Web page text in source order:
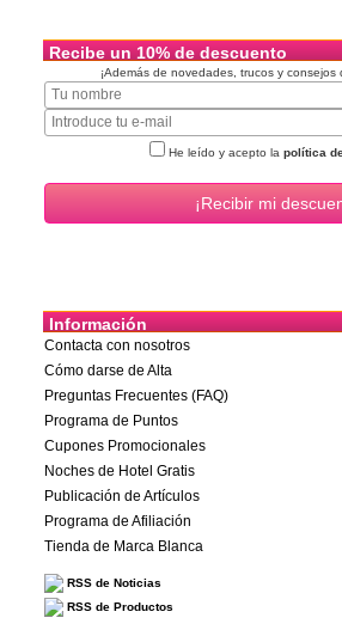
Recibe un 10% de descuento
¡Además de novedades, trucos y consejos
He leído y acepto la política
Información
Contacta con nosotros
Cómo darse de Alta
Preguntas Frecuentes (FAQ)
Programa de Puntos
Cupones Promocionales
Noches de Hotel Gratis
Publicación de Artículos
Programa de Afiliación
Tienda de Marca Blanca
RSS de Noticias
RSS de Productos